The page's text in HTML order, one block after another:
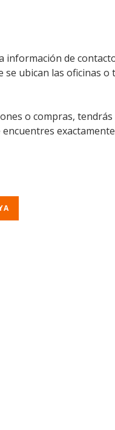
información de
ubican las oficinas o
o compras,